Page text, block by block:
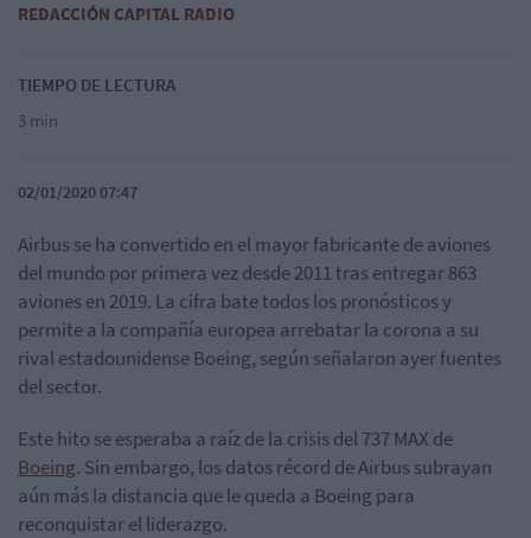
REDACCIÓN CAPITAL RADIO
TIEMPO DE LECTURA
3 min
02/01/2020 07:47
Airbus se ha convertido en el mayor fabricante de aviones
del mundo por primera vez desde 2011 tras entregar 863
aviones en 2019. La cifra bate todos los pronósticos y
permite a la compañía europea arrebatar la corona a su
rival estadounidense Boeing, según señalaron ayer fuentes
del sector.
Este hito se esperaba a raíz de la crisis del 737 MAX de
Boeing. Sin embargo, los datos récord de Airbus subrayan
aún más la distancia que le queda a Boeing para
reconquistar el liderazgo.